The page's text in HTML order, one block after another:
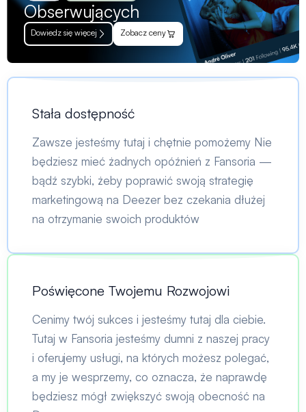
Obserwujących
Dowiedz się więcej Zobacz ceny
Stała dostępność
Zawsze jesteśmy tutaj i chętnie pomożemy Nie
będziesz mieć żadnych opóźnień z Fansoria —
bądź szybki, żeby poprawić swoją strategię
marketingową na Deezer bez czekania dłużej
na otrzymanie swoich produktów
Poświęcone Twojemu Rozwojowi
Cenimy twój sukces i jesteśmy tutaj dla ciebie.
Tutaj w Fansoria jesteśmy dumni z naszej pracy
i oferujemy usługi, na których możesz polegać,
a my je wesprzemy, co oznacza, że naprawdę
będziesz mógł zwiększyć swoją obecność na